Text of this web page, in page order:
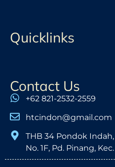
Quicklinks
Contact Us
+62 821-2532-2559
htcindon@gmail.com
THB 34 Pondok
No. 1F, Pd. Pinang,